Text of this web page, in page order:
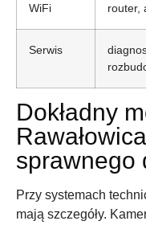
WiFi router,
Serwis
Dokładny
sprawnego
Przy systemach
mają szczegóły.